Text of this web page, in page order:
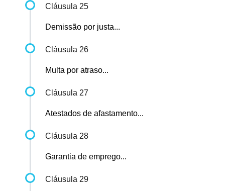
Cláusula 25
Demissão por justa...
Cláusula 26
Multa por atraso...
Cláusula 27
Atestados de afastamento...
Cláusula 28
Garantia de emprego...
Cláusula 29